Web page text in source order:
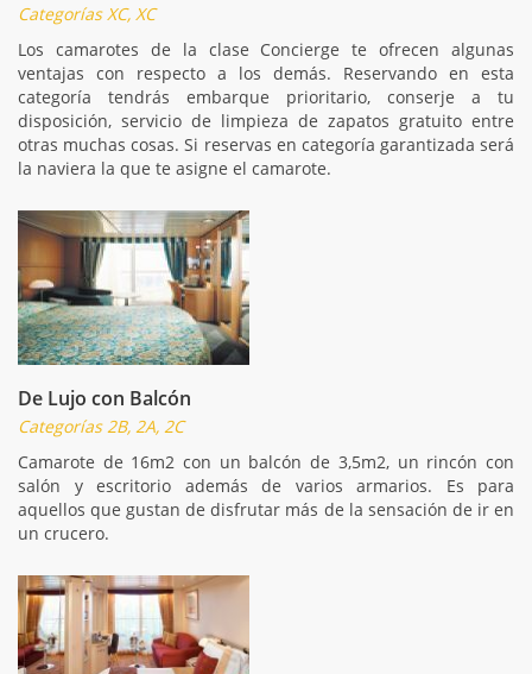
Categorías XC, XC
Los camarotes de la clase Concierge te ofrecen algunas
ventajas con respecto a los demás. Reservando en esta
categoría tendrás embarque prioritario, conserje a tu
disposición, servicio de limpieza de zapatos gratuito entre
otras muchas cosas. Si reservas en categoría garantizada será
la naviera la que te asigne el camarote.
De Lujo con Balcón
Categorías 2B, 2A, 2C
Camarote de 16m2 con un balcón de 3,5m2, un rincón con
salón y escritorio además de varios armarios. Es para
aquellos que gustan de disfrutar más de la sensación de ir en
un crucero.